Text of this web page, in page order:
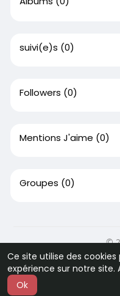
Ce site utilise des
expérience sur notre site.
Ok
suivi(e)s (0)
Followers (0)
Mentions J'aime (0)
Groupes (0)
©
Accueil
A
Politique de